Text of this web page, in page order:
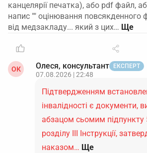
канцелярії печатка), або pdf файл,
напис "" оцінювання повсякденного
від медзакладу... який з цих…
ОК Олеся, консультант ЕКСПЕРТ
07.08.2026 | 22:48
Підтвердженням
інвалідності є документи,
абзацом сьомим підпункту
розділу ІІІ Інструкції,
наказом… Ще